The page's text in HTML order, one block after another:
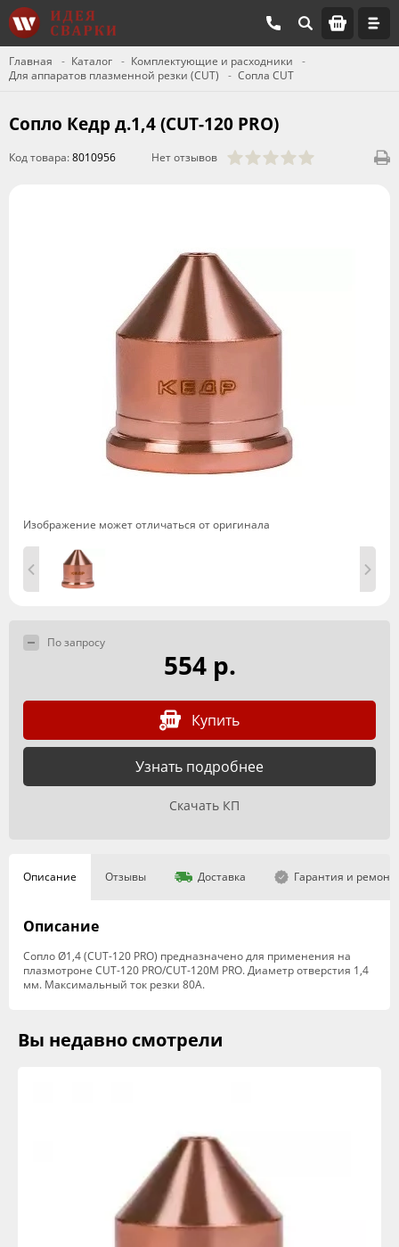
Главная Каталог
Комплектующие и расходники
Для аппаратов плазменной резки (CUT)
Сопла CUT
Сопло Кедр д.1,4 (CUT-120 PRO)
Код товара:8010956 Нет отзывов
Изображение может отличаться от оригинала
По запросу
554 р.
Купить
Узнать подробнее
Скачать КП
Описание Отзывы Доставка Гарантия и ремонт
Описание
Сопло Ø1,4 (CUT-120 PRO) предназначено для применения на
плазмотроне CUT-120 PRO/CUT-120M PRO. Диаметр отверстия 1,4
мм. Максимальный ток резки 80А.
Вы недавно смотрели